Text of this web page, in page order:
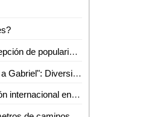
Gallardo y el Verde, con alta percepción de popularidad en SLP: Roy Campos
"Comunidad LGBT no dejará solo a Gabriel": Diversidad e Igualdad alza la voz por su asesinato
ERCED traerá a Valles certificación internacional en reanimación cardiopulmonar